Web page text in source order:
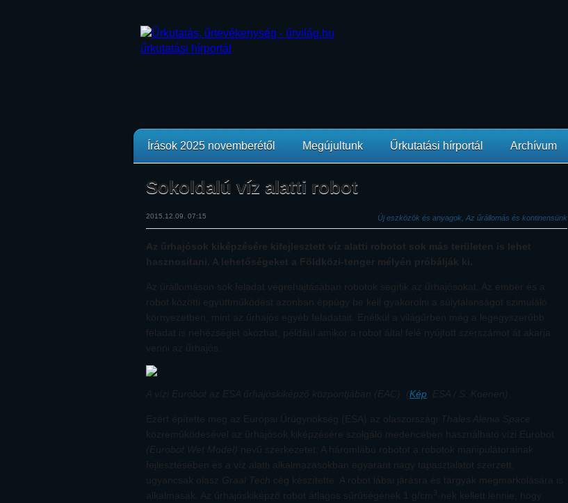
Írások 2025 novemberétől Megújultunk Űrkutatási hírportál Archívum
Sokoldalú víz alatti robot
2015.12.09. 07:15 Új eszközök és anyagok, Az űrállomás és kontinensünk
Az űrhajósok kiképzésére kifejlesztett víz alatti robotot sok más területen is lehet
hasznosítani. A lehetőségeket a Földközi-tenger mélyén próbálják ki.
Az űrállomáson sok feladat végrehajtásában robotok segítik az űrhajósokat. Az ember és a
robot közötti együttműködést azonban éppúgy be kell gyakorolni a súlytalanságot szimuláló
környezetben, mint az űrhajós egyéb feladatait. Enélkül a világűrben még a legegyszerűbb
feladat is nehézséget okozhat, például amikor a robot által felé nyújtott szerszámot át akarja
venni az űrhajós.
A vízi Eurobot az ESA űrhajóskiképző központjában (EAC). (Kép: ESA / S. Koenen)
Ezért építette meg az Európai Űrügynökség (ESA) az olaszországi Thales Alenia Space
közreműködésével az űrhajósok kiképzésére szolgáló medencében használható vízi Eurobot
(Eurobot Wet Model) nevű szerkezetet. A háromlábú robotot a robotok manipulátorainak
fejlesztésében és a víz alatti alkalmazásokban egyaránt nagy tapasztalatot szerzett,
ugyancsak olasz Graal Tech cég készítette. A robot lábai járásra és tárgyak megmarkolására is
alkalmasak. Az űrhajóskiképző robot átlagos sűrűségének 1 g/cm 3 -nek kellett lennie, hogy